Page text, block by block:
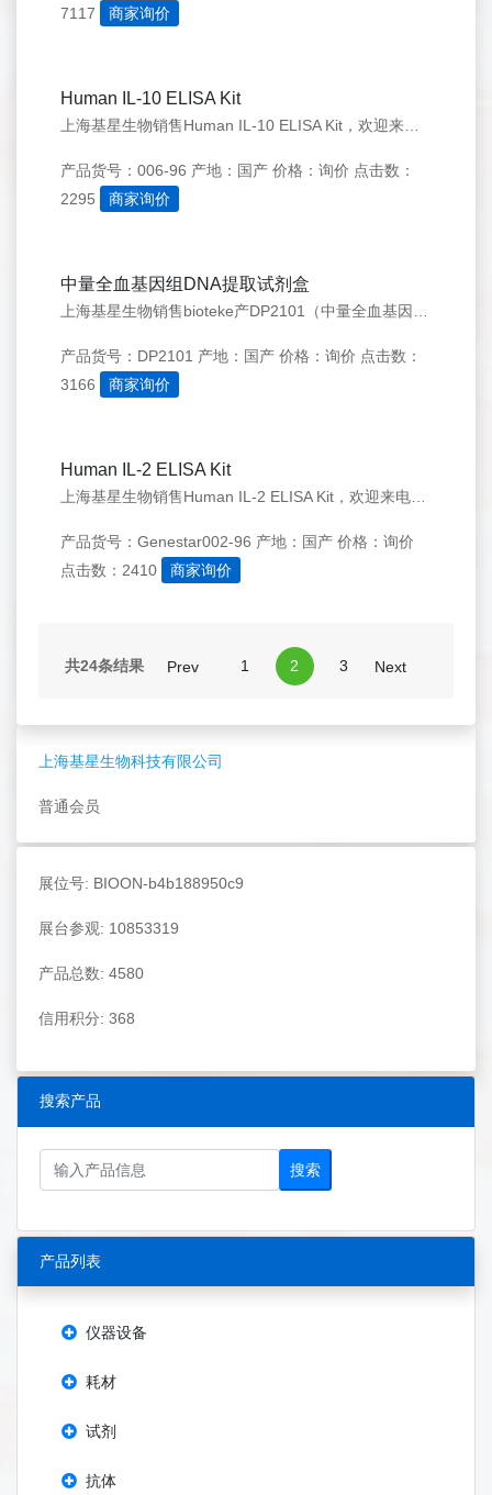
上海基星生物科技有限公司
普通会员
展位号: BIOON-b4b188950c9
展台参观: 10853319
产品总数: 4580
信用积分: 368
搜索产品
搜索
产品列表
仪器设备
耗材
试剂
抗体
7117
商家询价
Human IL-10 ELISA Kit
产品货号：006-96 产地：国产 价格：询价 点击数：
2295
商家询价
中量全血基因组DNA提取试剂盒
产品货号：DP2101 产地：国产 价格：询价 点击数：
3166
商家询价
Human IL-2 ELISA Kit
产品货号：Genestar002-96 产地：国产 价格：询价
点击数：2410
商家询价
共24条结果 Prev 1 2 3 Next